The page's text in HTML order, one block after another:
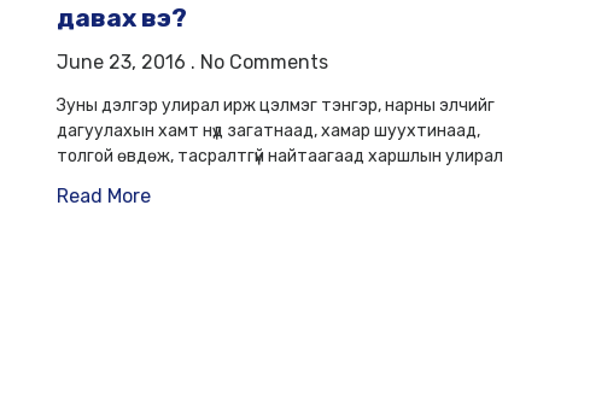
давах вэ?
June 23, 2016 No Comments
Зуны дэлгэр улирал ирж цэлмэг тэнгэр, нарны элчийг
дагуулахын хамт нүд загатнаад, хамар шуухтинаад,
толгой өвдөж, тасралтгүй найтаагаад харшлын улирал
Read More